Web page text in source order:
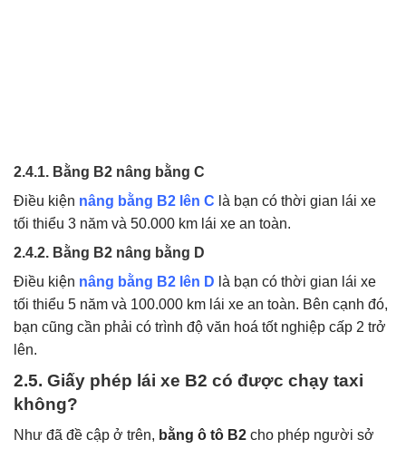
2.4.1. Bằng B2 nâng bằng C
Điều kiện nâng bằng B2 lên C là bạn có thời gian lái xe
tối thiểu 3 năm và 50.000 km lái xe an toàn.
2.4.2. Bằng B2 nâng bằng D
Điều kiện nâng bằng B2 lên D là bạn có thời gian lái xe
tối thiểu 5 năm và 100.000 km lái xe an toàn. Bên cạnh đó,
bạn cũng cần phải có trình độ văn hoá tốt nghiệp cấp 2 trở
lên.
2.5. Giấy phép lái xe B2 có được chạy taxi
không?
Như đã đề cập ở trên, bằng ô tô B2 cho phép người sở